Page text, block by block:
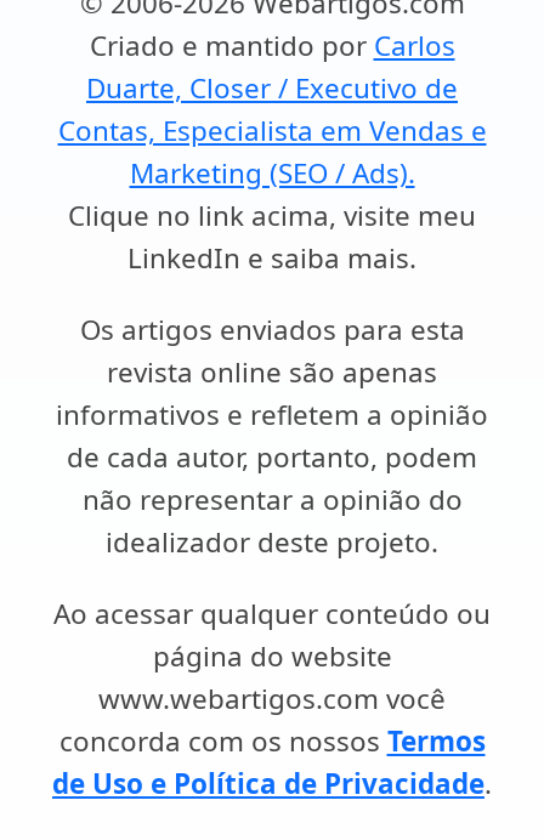
Criado e mantido por Carlos
Duarte, Closer / Executivo de
Contas, Especialista em Vendas e
Marketing (SEO / Ads).
Clique no link acima, visite meu
LinkedIn e saiba mais.
Os artigos enviados para esta
revista online são apenas
informativos e refletem a opinião
de cada autor, portanto, podem
não representar a opinião do
idealizador deste projeto.
Ao acessar qualquer conteúdo ou
página do website
www.webartigos.com você
concorda com os nossos Termos
de Uso e Política de Privacidade.